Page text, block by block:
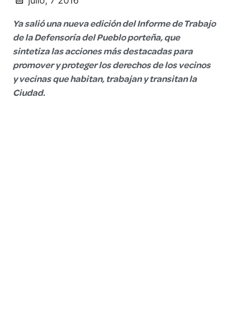
Ya salió una nueva edición del Informe de Trabajo
de la Defensoría del Pueblo porteña, que
sintetiza las acciones más destacadas para
promover y proteger los derechos de los vecinos
y vecinas que habitan, trabajan y transitan la
Ciudad.